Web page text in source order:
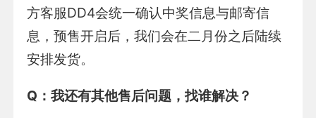
方客服DD4会统一确认中奖信息与邮寄信
息，预售开启后，我们会在二月份之后陆续
安排发货。
Q ：我还有其他售后问题，找谁解决？